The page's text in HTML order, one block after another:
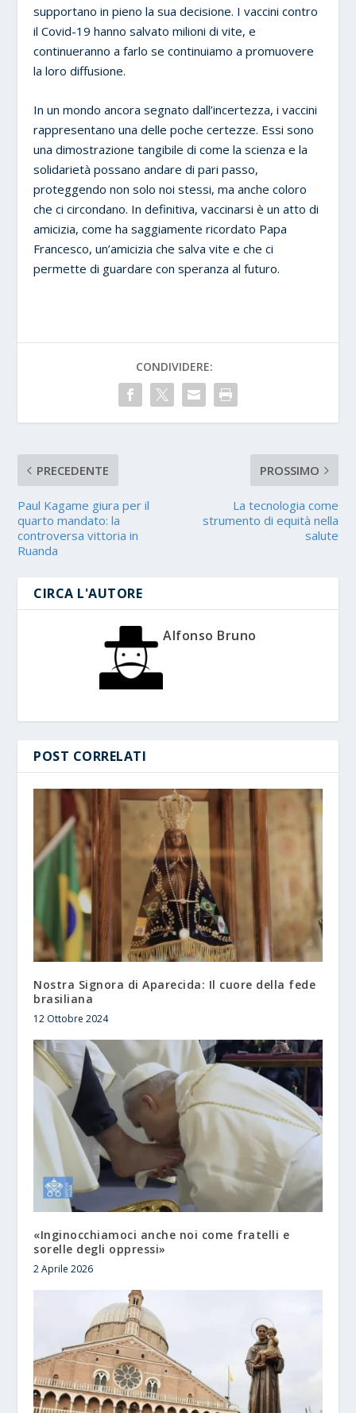
supportano in pieno la sua decisione. I vaccini contro
il Covid-19 hanno salvato milioni di vite, e
continueranno a farlo se continuiamo a promuovere
la loro diffusione.
In un mondo ancora segnato dall’incertezza, i vaccini
rappresentano una delle poche certezze. Essi sono
una dimostrazione tangibile di come la scienza e la
solidarietà possano andare di pari passo,
proteggendo non solo noi stessi, ma anche coloro
che ci circondano. In definitiva, vaccinarsi è un atto di
amicizia, come ha saggiamente ricordato Papa
Francesco, un’amicizia che salva vite e che ci
permette di guardare con speranza al futuro.
CONDIVIDERE:
PRECEDENTE
Paul Kagame giura per il
quarto mandato: la
controversa vittoria in
Ruanda
PROSSIMO
La tecnologia come
strumento di equità nella
salute
CIRCA L'AUTORE
Alfonso Bruno
POST CORRELATI
Nostra Signora di Aparecida: Il cuore della fede
brasiliana
12 Ottobre 2024
«Inginocchiamoci anche noi come fratelli e
sorelle degli oppressi»
2 Aprile 2026